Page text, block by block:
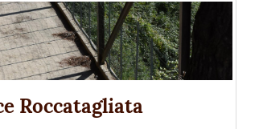
Roccatagliata